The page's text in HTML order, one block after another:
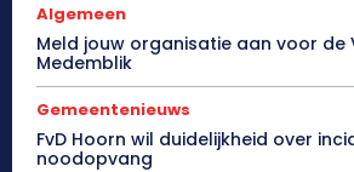
Algemeen
Meld jouw organisatie aan voor de
Medemblik
Gemeentenieuws
FvD Hoorn wil duidelijkheid over
noodopvang